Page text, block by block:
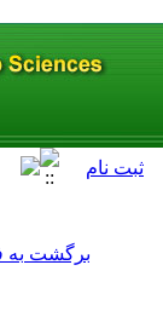
برگشت به